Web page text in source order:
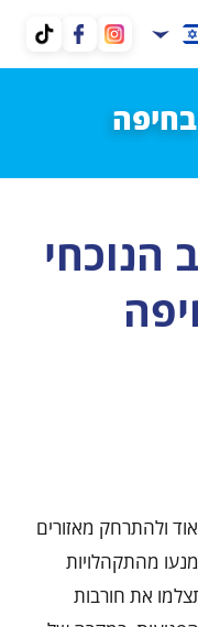
הנוכחי
ולהתרחק מאזורים
מהתקהלויות
את חורבות